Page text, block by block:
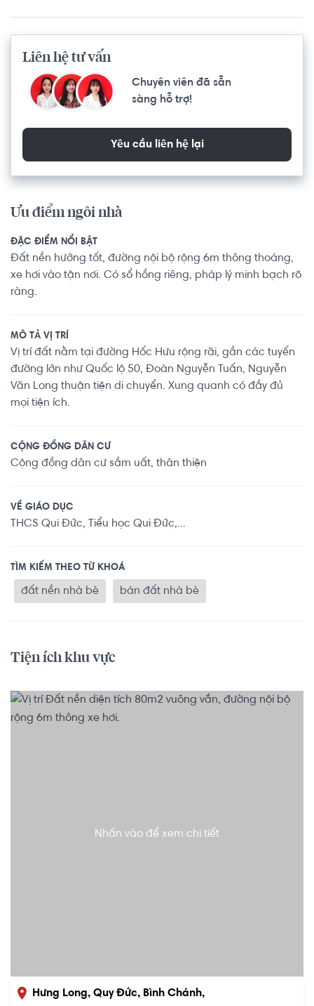
Liên hệ tư vấn
Chuyên viên đã sẵn
sàng hỗ trợ!
Yêu cầu liên hệ lại
Ưu điểm ngôi nhà
ĐẶC ĐIỂM NỔI BẬT
Đất nền hướng tốt, đường nội bộ rộng 6m thông thoáng,
xe hơi vào tận nơi. Có sổ hồng riêng, pháp lý minh bạch rõ
ràng.
MÔ TẢ VỊ TRÍ
Vị trí đất nằm tại đường Hốc Hưu rộng rãi, gần các tuyến
đường lớn như Quốc lộ 50, Đoàn Nguyễn Tuấn, Nguyễn
Văn Long thuận tiện di chuyển. Xung quanh có đầy đủ
mọi tiện ích.
CỘNG ĐỒNG DÂN CƯ
Cộng đồng dân cư sầm uất, thân thiện
VỀ GIÁO DỤC
THCS Qui Đức, Tiểu học Qui Đức,...
TÌM KIẾM THEO TỪ KHOÁ
đất nền nhà bè bán đất nhà bè
Tiện ích khu vực
Nhấn vào để xem chi tiết
Hưng Long, Quy Đức, Bình Chánh,